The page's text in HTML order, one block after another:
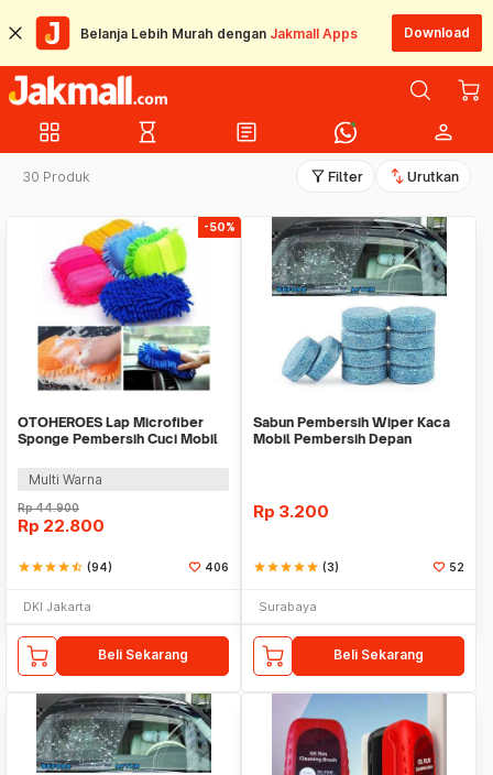
Belanja Lebih Murah dengan Jakmall Apps Download
grid_view hourglass_empty article person
30 Produk filter_alt Filter swap_vert Urutkan
-50%
OTOHEROES Lap Microfiber
Sponge Pembersih Cuci Mobil
Multi Warna
Rp44.900
Rp 22.800
starstarstarstarstar_half (94) 406
DKI Jakarta
Beli Sekarang
Sabun Pembersih Wiper Kaca
Mobil Pembersih Depan
Rp 3.200
starstarstarstarstar (3) 52
Surabaya
Beli Sekarang